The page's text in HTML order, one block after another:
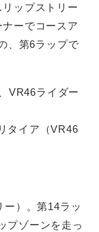
ップストリー
ーでコースア
、第6ラップで
VR46ライダー
タイア（VR46
ー）。第14ラッ
プゾーンを走っ